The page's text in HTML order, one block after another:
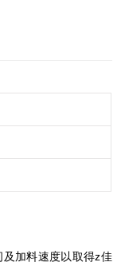
加料速度以取得z佳